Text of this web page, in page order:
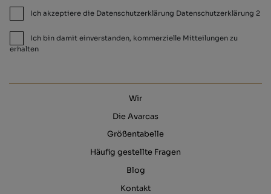
Ich akzeptiere die Datenschutzerklärung Datenschutzerklärung 2
Ich bin damit einverstanden, kommerzielle Mitteilungen zu
erhalten
Wir
Die Avarcas
Größentabelle
Häufig gestellte Fragen
Blog
Kontakt